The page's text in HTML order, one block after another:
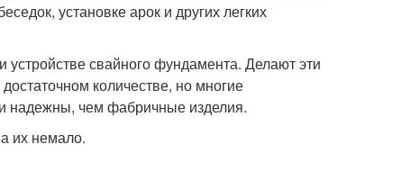
установке арок и других легких
свайного фундамента. Делают эти
количестве, но многие
надежны, чем фабричные изделия.
их немало.